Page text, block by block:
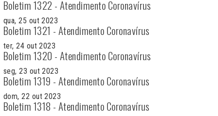
Boletim 1322 - Atendimento Coronavírus
qua, 25 out 2023
Boletim 1321 - Atendimento Coronavírus
ter, 24 out 2023
Boletim 1320 - Atendimento Coronavírus
seg, 23 out 2023
Boletim 1319 - Atendimento Coronavírus
dom, 22 out 2023
Boletim 1318 - Atendimento Coronavírus